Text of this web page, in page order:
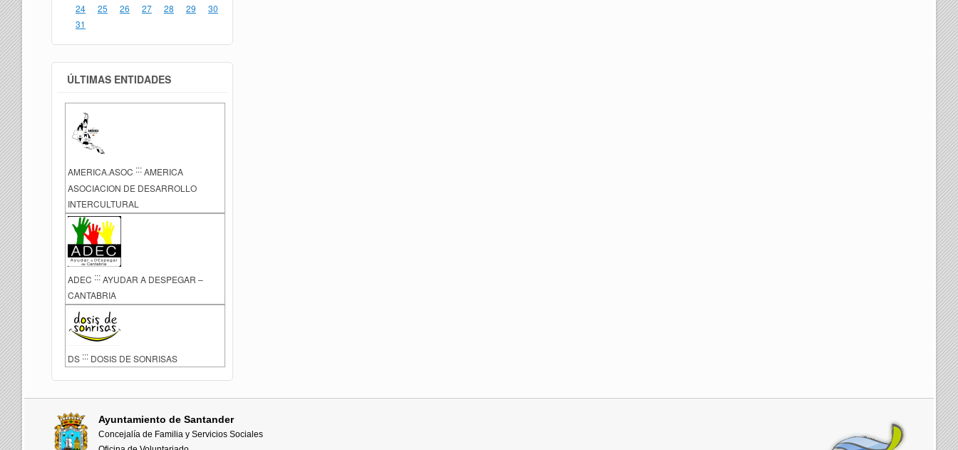
24
25 26 27 28 29
30
31
ÚLTIMAS ENTIDADES
AMERICA.ASOC :::AMERICA
ASOCIACION DE DESARROLLO
INTERCULTURAL
ADEC ::: AYUDAR A DESPEGAR –
CANTABRIA
DS ::: DOSIS DE SONRISAS
Ayuntamiento de Santander
Concejalía de Familia y Servicios Sociales